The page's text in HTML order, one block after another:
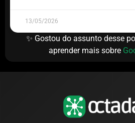
13/05/2026
✨ Gostou do assunto desse
aprender mais sobre